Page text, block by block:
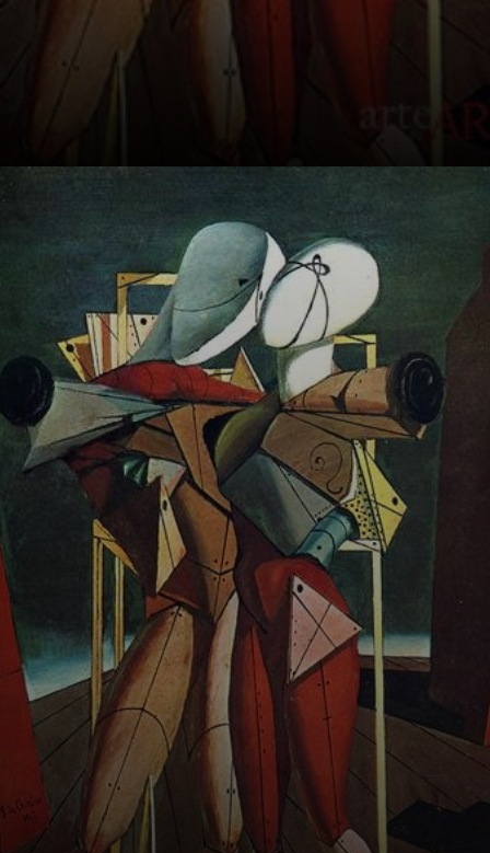
A arte de De
Chirico: um
mundo atemporal,
onde tempo e
espaço não
importam.